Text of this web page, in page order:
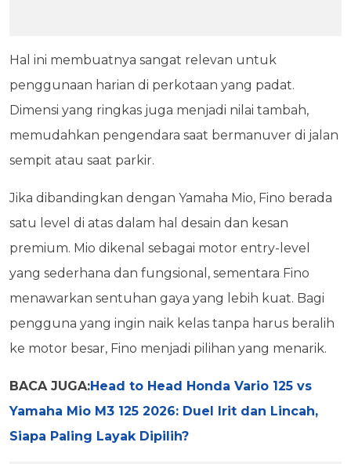
Hal ini membuatnya sangat relevan untuk
penggunaan harian di perkotaan yang padat.
Dimensi yang ringkas juga menjadi nilai tambah,
memudahkan pengendara saat bermanuver di jalan
sempit atau saat parkir.
Jika dibandingkan dengan Yamaha Mio, Fino berada
satu level di atas dalam hal desain dan kesan
premium. Mio dikenal sebagai motor entry-level
yang sederhana dan fungsional, sementara Fino
menawarkan sentuhan gaya yang lebih kuat. Bagi
pengguna yang ingin naik kelas tanpa harus beralih
ke motor besar, Fino menjadi pilihan yang menarik.
BACA JUGA:Head to Head Honda Vario 125 vs
Yamaha Mio M3 125 2026: Duel Irit dan Lincah,
Siapa Paling Layak Dipilih?